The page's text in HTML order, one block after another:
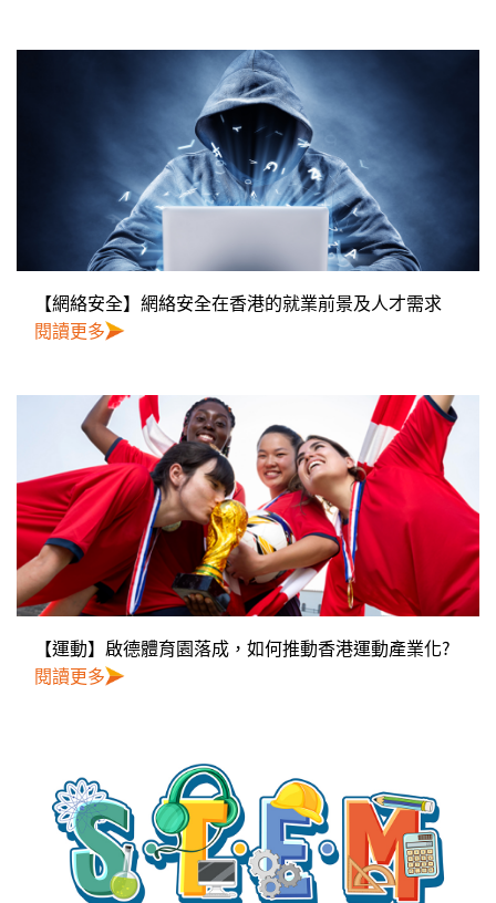
【網絡安全】網絡安全在香港的就業前景及人才需求
閱讀更多
【運動】啟德體育園落成，如何推動香港運動產業化?
閱讀更多